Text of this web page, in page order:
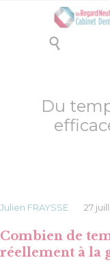

Du
Julien FRAYSSE 27
Combien de
réellement à la